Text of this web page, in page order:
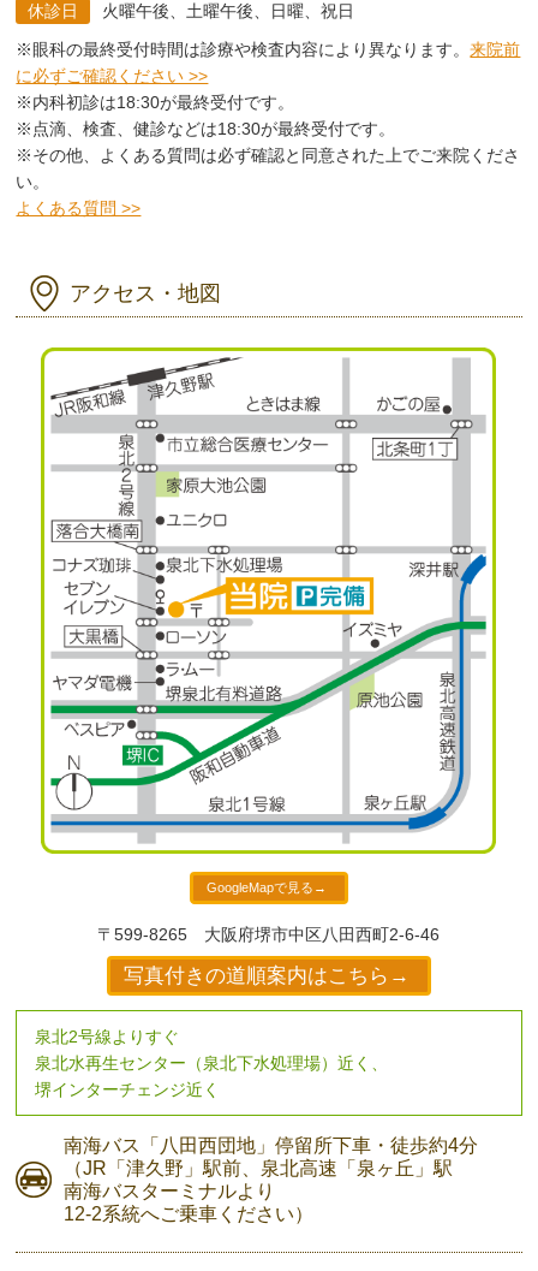
休診日
火曜午後、土曜午後、日曜、祝日
※眼科の最終受付時間は診療や検査内容により異なります。来院前
に必ずご確認ください >>
※内科初診は18:30が最終受付です。
※点滴、検査、健診などは18:30が最終受付です。
※その他、よくある質問は必ず確認と同意された上でご来院くださ
い。
よくある質問 >>
アクセス・地図
GoogleMapで見る→
〒599-8265 大阪府堺市中区八田西町2-6-46
写真付きの道順案内はこちら→
泉北2号線よりすぐ
泉北水再生センター（泉北下水処理場）近く、
堺インターチェンジ近く
南海バス 「八田西団地」停留所下車・徒歩約4分
（JR「津久野」駅前、 泉北高速「泉ヶ丘」駅
南海バスターミナルより
12-2系統へご乗車ください）